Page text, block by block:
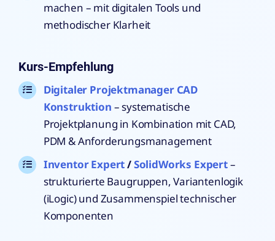
machen – mit digitalen Tools und
methodischer Klarheit
Kurs-Empfehlung
Digitaler Projektmanager CAD
Konstruktion – systematische
Projektplanung in Kombination mit CAD,
PDM & Anforderungsmanagement
Inventor Expert/SolidWorks Expert–
strukturierte Baugruppen, Variantenlogik
(iLogic) und Zusammenspiel technischer
Komponenten